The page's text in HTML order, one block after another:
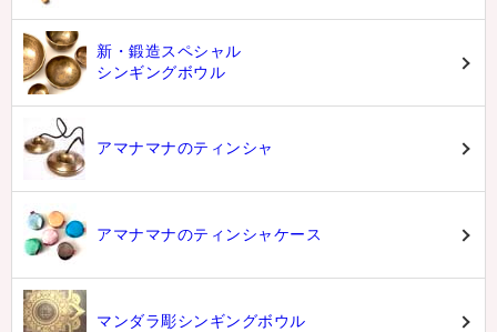
新・鍛造スペシャル
シンギングボウル
アマナマナのティンシャ
アマナマナのティンシャケース
マンダラ彫シンギングボウル